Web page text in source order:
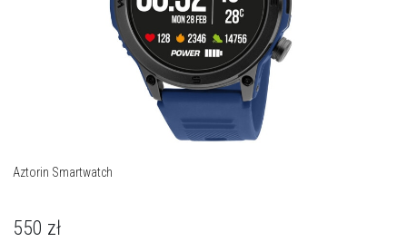
Aztorin Smartwatch
550 zł